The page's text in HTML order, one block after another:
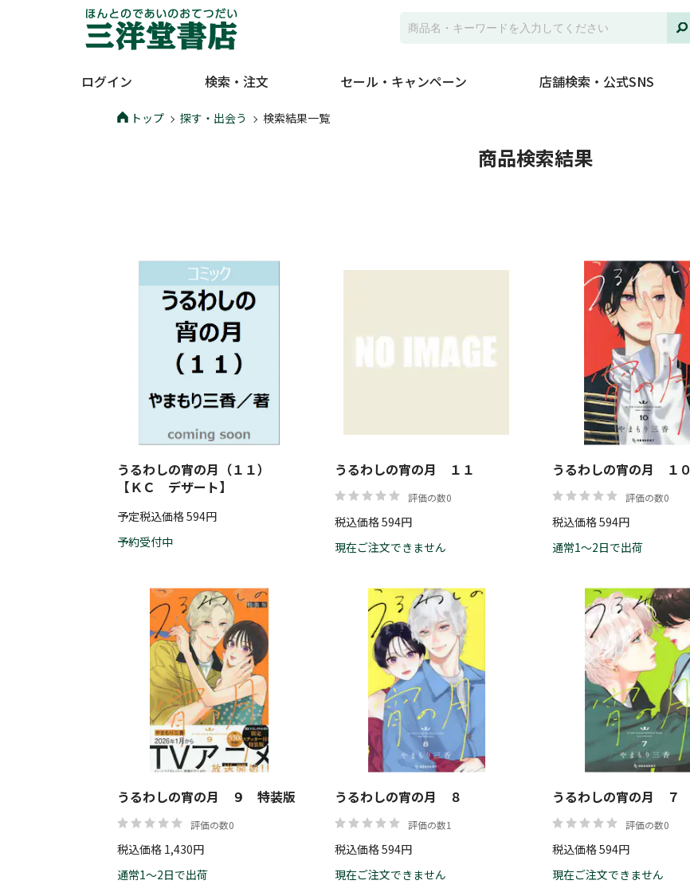
ログイン 検索・注文 セール・キャンペーン 店舗検索・公式SNS
トップ 探す・出会う 検索結果一覧
商品検索結果
うるわしの宵の月（１１）
【ＫＣ デザート】
予定税込価格 594円
予約受付中
うるわしの宵の月 １１
評価の数0
税込価格 594円
現在ご注文できません
うるわしの宵の月 １０
評価の数0
税込価格 594円
通常1～2日で出荷
うるわしの宵の月 ９ 特装版
評価の数0
税込価格 1,430円
通常1～2日で出荷
うるわしの宵の月 ８
評価の数1
税込価格 594円
現在ご注文できません
うるわしの宵の月 ７
評価の数0
税込価格 594円
現在ご注文できません